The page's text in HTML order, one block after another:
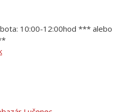
10:00-12:00hod *** alebo